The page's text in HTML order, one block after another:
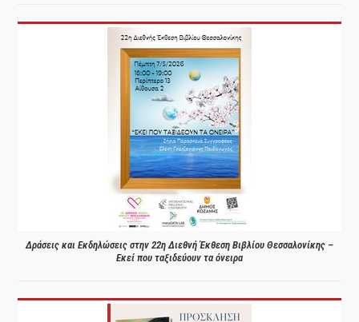
Δράσεις και Εκδηλώσεις στην 22η Διεθνή Έκθεση Βιβλίου Θεσσαλονίκης –
Εκεί που ταξιδεύουν τα όνειρα